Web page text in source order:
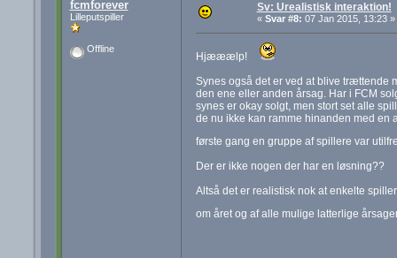
fcmforever
Lilleputspiller
Offline
Sv: Urealistisk interaktion!
« Svar #8: 07 Jan 2015, 13:23 »
Hjææælp!
Synes også det er ved at blive trættende
den ene eller anden årsag. Har i FCM
synes er okay solgt, men stort set alle
de nu ikke kan ramme hinanden med en
første gang en gruppe af spillere var
Der er ikke nogen der har en løsning??
Altså det er realistisk nok at enkelte
om året og af alle mulige latterlige